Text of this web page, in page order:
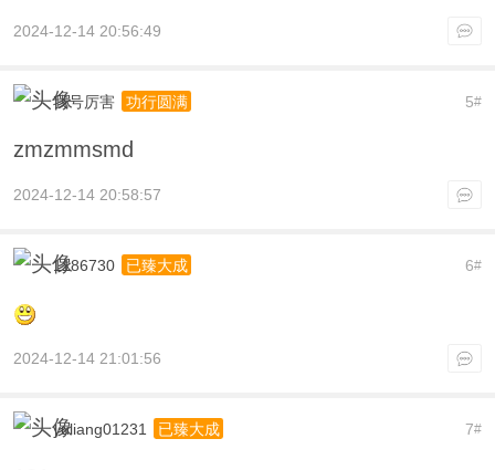
2024-12-14 20:56:49
5#
我号厉害 功行圆满
zmzmmsmd
2024-12-14 20:58:57
6#
1186730 已臻大成
2024-12-14 21:01:56
7#
yuliang01231 已臻大成